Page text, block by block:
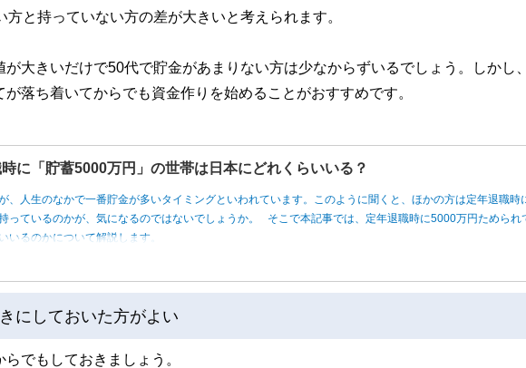
と持っていない方の差が大きいと考えられます。
大きいだけで50代で貯金があまりない方は少なからずいるでしょう。しかし
落ち着いてからでも資金作りを始めることがおすすめです。
に「貯蓄5000万円」の世帯は日本にどれくらいいる？
、人生のなかで一番貯金が多いタイミングといわれています。このように聞くと、ほかの方は定年退職時
っているのかが、気になるのではないでしょうか。 そこで本記事では、定年退職時に5000万円ためられ
いるのかについて解説します。
にしておいた方がよい
でもしておきましょう。